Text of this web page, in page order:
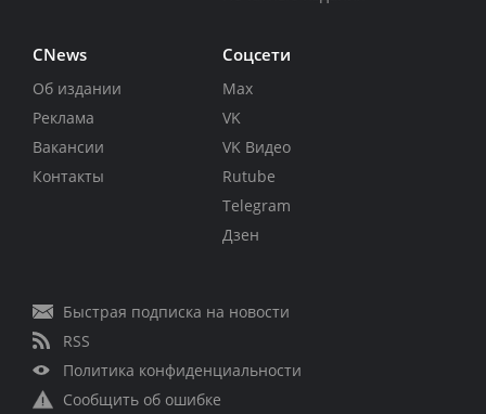
CNews
Об издании
Реклама
Вакансии
Контакты
Соцсети
Max
VK
VK Видео
Rutube
Telegram
Дзен
Быстрая подписка на новости
RSS
Политика конфиденциальности
Сообщить об ошибке